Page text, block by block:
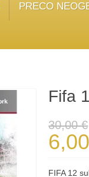
PRECO
Fifa
30,00 €
FIFA 12